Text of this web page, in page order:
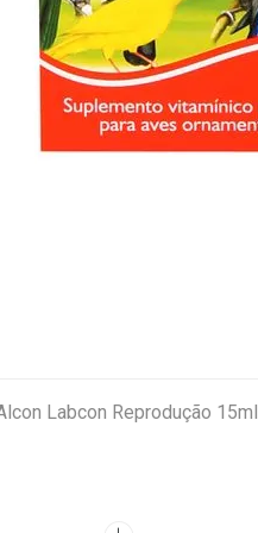
Labcon Reprodução 15ml